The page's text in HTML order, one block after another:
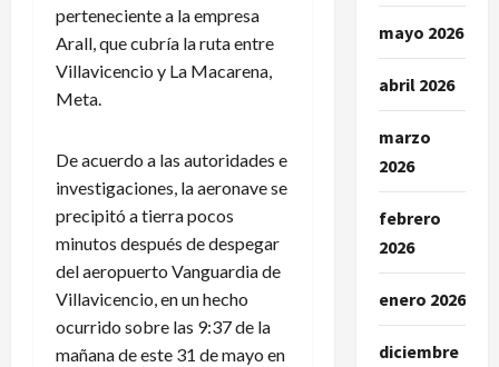
perteneciente a la empresa
Arall, que cubría la ruta entre
Villavicencio y La Macarena,
Meta.
De acuerdo a las autoridades e
investigaciones, la aeronave se
precipitó a tierra pocos
minutos después de despegar
del aeropuerto Vanguardia de
Villavicencio, en un hecho
ocurrido sobre las 9:37 de la
mañana de este 31 de mayo en
mayo 2026
abril 2026
marzo
2026
febrero
2026
enero 2026
diciembre